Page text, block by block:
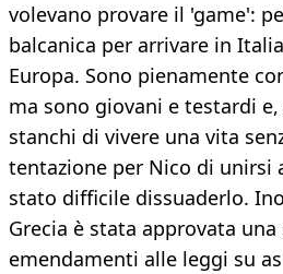
volevano provare il 'game':
balcanica per arrivare in
Europa. Sono pienamente
ma sono giovani e testardi
stanchi di vivere una vita
tentazione per Nico di unirsi
stato difficile dissuaderlo.
Grecia è stata approvata una
emendamenti alle leggi su